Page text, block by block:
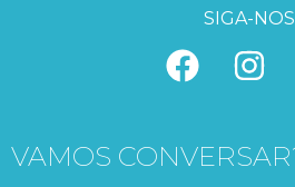
SIGA-NOS
VAMOS